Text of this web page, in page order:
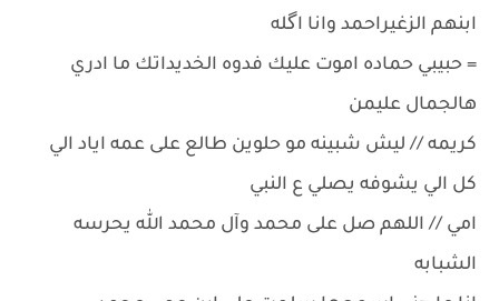
ابنهم الزغيراحمد وانا اگله
= حبيبي حماده اموت عليك فدوه الخديداتك ما ادري
هالجمال عليمن
كريمه // ليش شبينه مو حلوين طالع على عمه اياد الي
كل الي يشوفه يصلي ع النبي
امي // اللهم صل على محمد وآل محمد الله يحرسه
الشبابه